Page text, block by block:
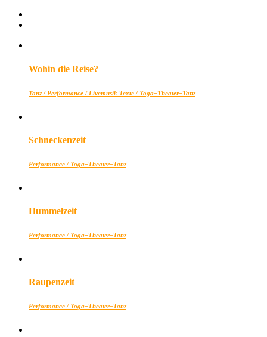
Wohin die Reise?
Tanz / Performance / Livemusik Texte / Yoga–Theater–Tanz
Schneckenzeit
Performance / Yoga–Theater–Tanz
Hummelzeit
Performance / Yoga–Theater–Tanz
Raupenzeit
Performance / Yoga–Theater–Tanz